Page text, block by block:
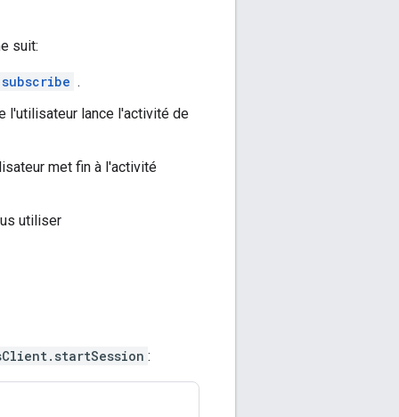
suit:
.
l'utilisateur lance l'activité de
met fin à l'activité
utiliser
: